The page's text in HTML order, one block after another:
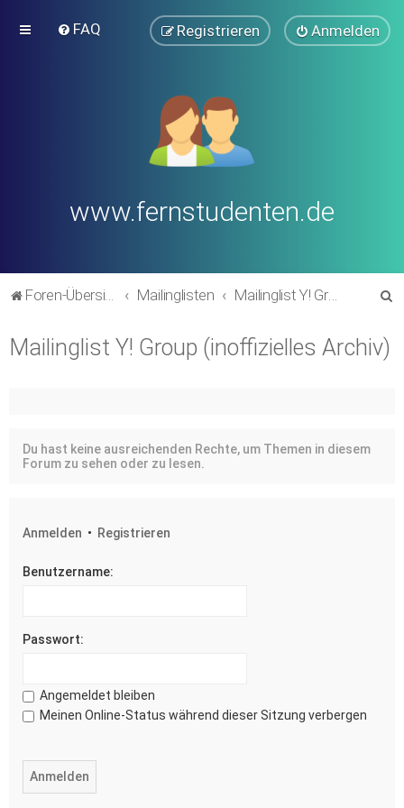
FAQ Anmelden
Registrieren
www.fernstudenten.de
Foren-Übersicht Mailinglisten Mailinglist Y! Group (inoffizielles Archiv)
Mailinglist Y! Group (inoffizielles Archiv)
Du hast keine ausreichenden Rechte, um Themen in diesem
Forum zu sehen oder zu lesen.
Anmelden • Registrieren
Benutzername:
Passwort:
Angemeldet bleiben
Meinen Online-Status während dieser Sitzung verbergen